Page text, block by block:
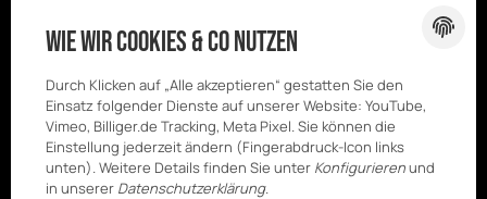
Wie wir Cookies & Co nutzen
Durch Klicken auf „Alle akzeptieren“ gestatten Sie den
Einsatz folgender Dienste auf unserer Website: YouTube,
Vimeo, Billiger.de Tracking, Meta Pixel. Sie können die
Einstellung jederzeit ändern (Fingerabdruck-Icon links
unten). Weitere Details finden Sie unter Konfigurierenund
in unserer Datenschutzerklärung.